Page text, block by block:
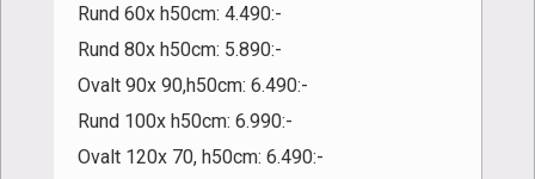
Rund 60x h50cm: 4.490:-
Rund 80x h50cm: 5.890:-
Ovalt 90x 90,h50cm: 6.490:-
Rund 100x h50cm: 6.990:-
Ovalt 120x 70, h50cm: 6.490:-